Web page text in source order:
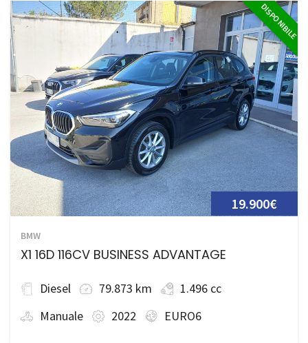
DISPONIBILE
19.900€
BMW
X1 16D 116CV BUSINESS ADVANTAGE
Diesel 79.873 km
1.496 cc
Manuale
2022 EURO6